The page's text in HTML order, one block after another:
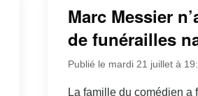
Marc Messier
de funérailles
Publié le mardi 21 juillet à
La famille du comédien a